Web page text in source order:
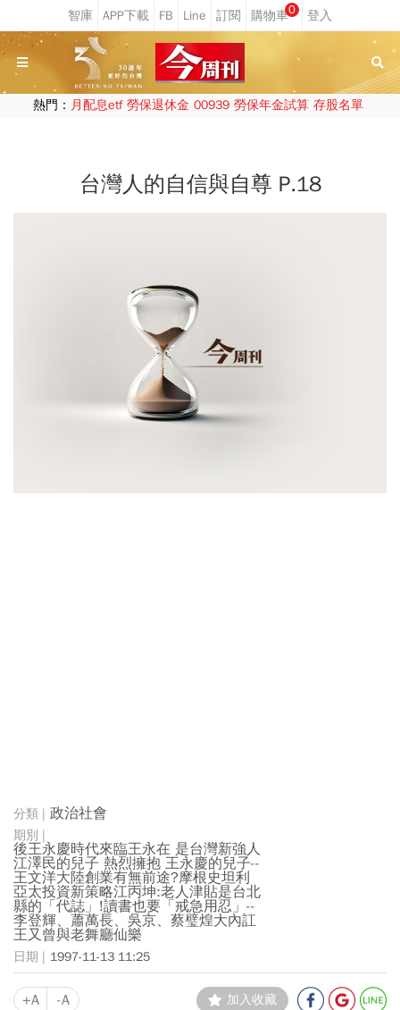
0
熱門： 月配息etf 勞保退休金 00939 勞保年金試算 存股名單
台灣人的自信與自尊 P.18
政治社會
後王永慶時代來臨王永在 是台灣新強人
江澤民的兒子 熱烈擁抱 王永慶的兒子--
王文洋大陸創業有無前途?摩根史坦利
亞太投資新策略江丙坤:老人津貼是台北
縣的「代誌」!讀書也要「戒急用忍」--
李登輝、蕭萬長、吳京、蔡璧煌大內訌
王又曾與老舞廳仙樂
1997-11-13 11:25
+A -A 加入收藏